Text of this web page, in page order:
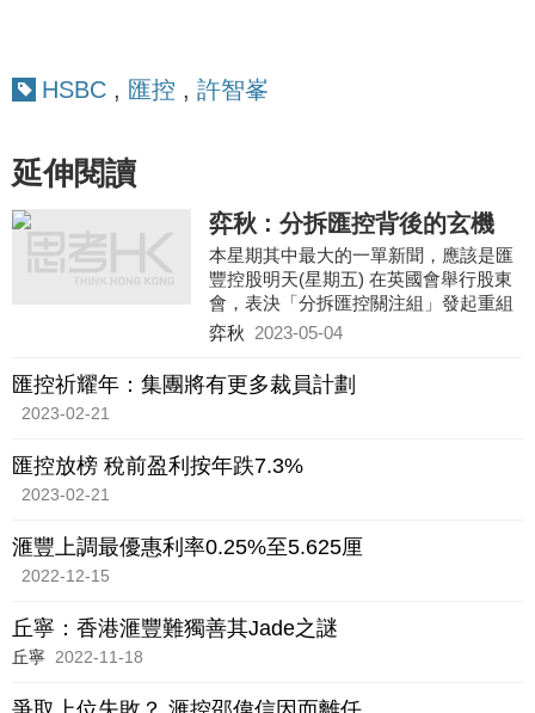
HSBC , 匯控 , 許智峯
延伸閱讀
弈秋 : 分拆匯控背後的玄機
本星期其中最大的一單新聞，應該是匯
豐控股明天(星期五) 在英國會舉行股東
會，表決「分拆匯控關注組」發起重組
亞洲業務以及穩定派息的議案。小股東
弈秋 2023-05-04
匯控祈耀年：集團將有更多裁員計劃
2023-02-21
匯控放榜 稅前盈利按年跌7.3%
2023-02-21
滙豐上調最優惠利率0.25%至5.625厘
2022-12-15
丘寧：香港滙豐難獨善其Jade之謎
丘寧 2022-11-18